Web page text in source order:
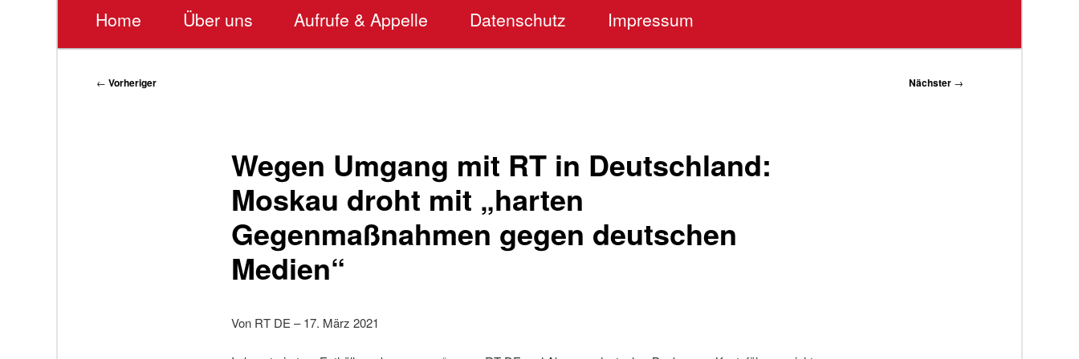
Home Über uns Aufrufe & Appelle Datenschutz Impressum
Beitragsnavigation
← Vorheriger Nächster →
Wegen Umgang mit RT in Deutschland:
Moskau droht mit „harten
Gegenmaßnahmen gegen deutschen
Medien“
Von RT DE – 17. März 2021